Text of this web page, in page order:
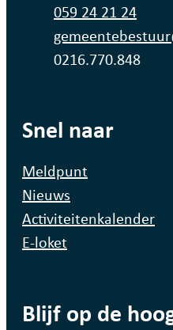
059 24 21 24
E-mailgemeentebestuur
Ondernemingsnummer
0216.770.848
Snel naar
Meldpunt
Nieuws
Activiteitenkalender
E-loket
Blijf op de